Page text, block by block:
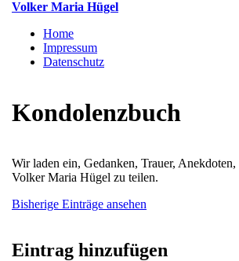
Direkt
Volker Maria Hügel
Home
Impressum
Datenschutz
Kondolenzbuch
Wir laden ein, Gedanken, Trauer,
Volker Maria Hügel zu teilen.
Bisherige Einträge ansehen
Eintrag hinzufügen